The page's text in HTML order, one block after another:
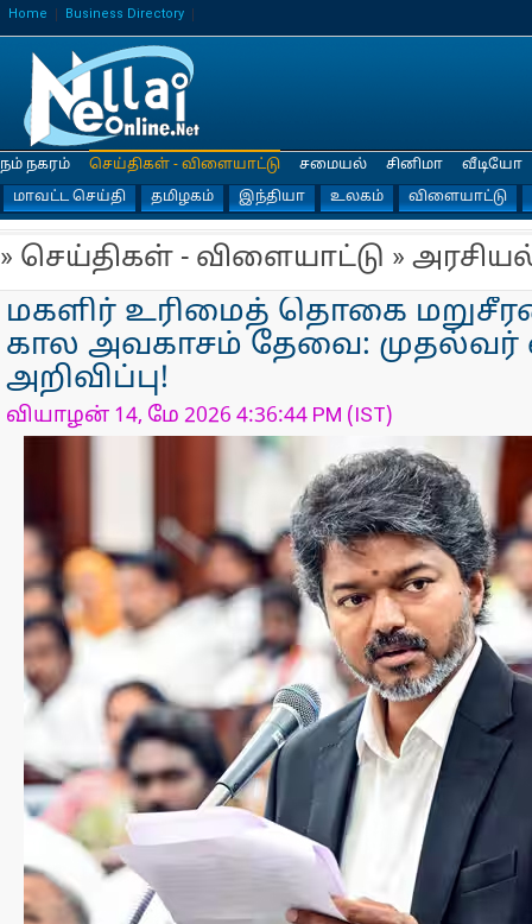
Home Business Directory
நம் நகரம்
செய்திகள் - விளையாட்டு
மாவட்ட செய்தி
தமிழகம் இந்தியா உலகம் விளையாட்டு
சமையல் சினிமா வீடியோ
» செய்திகள் - விளையாட்டு »
மகளிர் உரிமைத் தொகை
கால அவகாசம் தேவை: முதல்வர்
அறிவிப்பு!
வியாழன் 14, மே 2026 4:36:44 PM (IST)